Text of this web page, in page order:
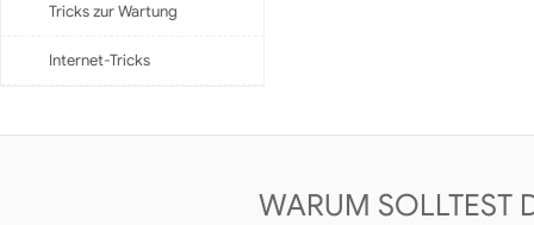
Tricks zur Wartung
Internet-Tricks
WARUM SOLLTEST